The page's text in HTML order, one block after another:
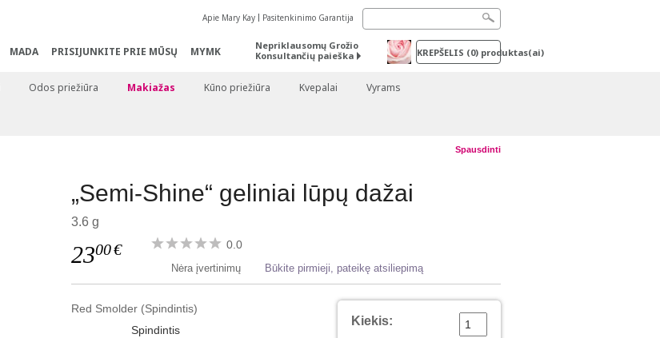
MADA PRISIJUNKITE PRIE MŪSŲ MYMK
Apie Mary Kay Pasitenkinimo Garantija
Nepriklausomų Grožio
Konsultančių paieška
KREPŠELIS (0) produktas(ai)
Odos priežiūra Makiažas Kūno priežiūra Kvepalai Vyrams
Spausdinti
„Semi-Shine“ geliniai lūpų dažai
3.6 g
2300€ 0.0
Nėra įvertinimų Būkite pirmieji, pateikę atsiliepimą
Red Smolder (Spindintis)
Spindintis
Kiekis: